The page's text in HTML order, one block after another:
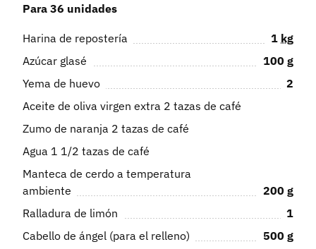
Para 36 unidades
Harina de repostería 1 kg
Azúcar glasé
100 g
Yema de huevo
2
Aceite de oliva virgen extra 2 tazas de café
Zumo de naranja 2 tazas de café
Agua 1 1/2 tazas de café
Manteca de cerdo a temperatura
ambiente
200 g
Ralladura de limón
1
Cabello de ángel (para el relleno)
500 g